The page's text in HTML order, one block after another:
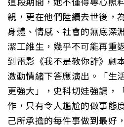
親，更在他們陸續去世後，
身體、情感、社會的無底深
潔工維生，幾乎不可能再重
到電影《我不是教你詐》劇
激動情緒下答應演出。「生
更強大」，史科切娃強調，
作，只有令人尷尬的做事態
己所承擔的每件事做到最好